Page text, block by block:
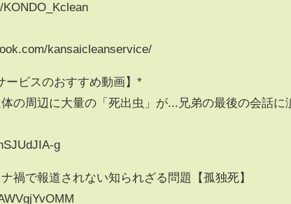
kansaicleanservice/
ービスのおすすめ動画】*
体の周辺に大量の「死出虫」が...兄弟の最後の会話に
g
ナ禍で報道されない知られざる問題【孤独死】